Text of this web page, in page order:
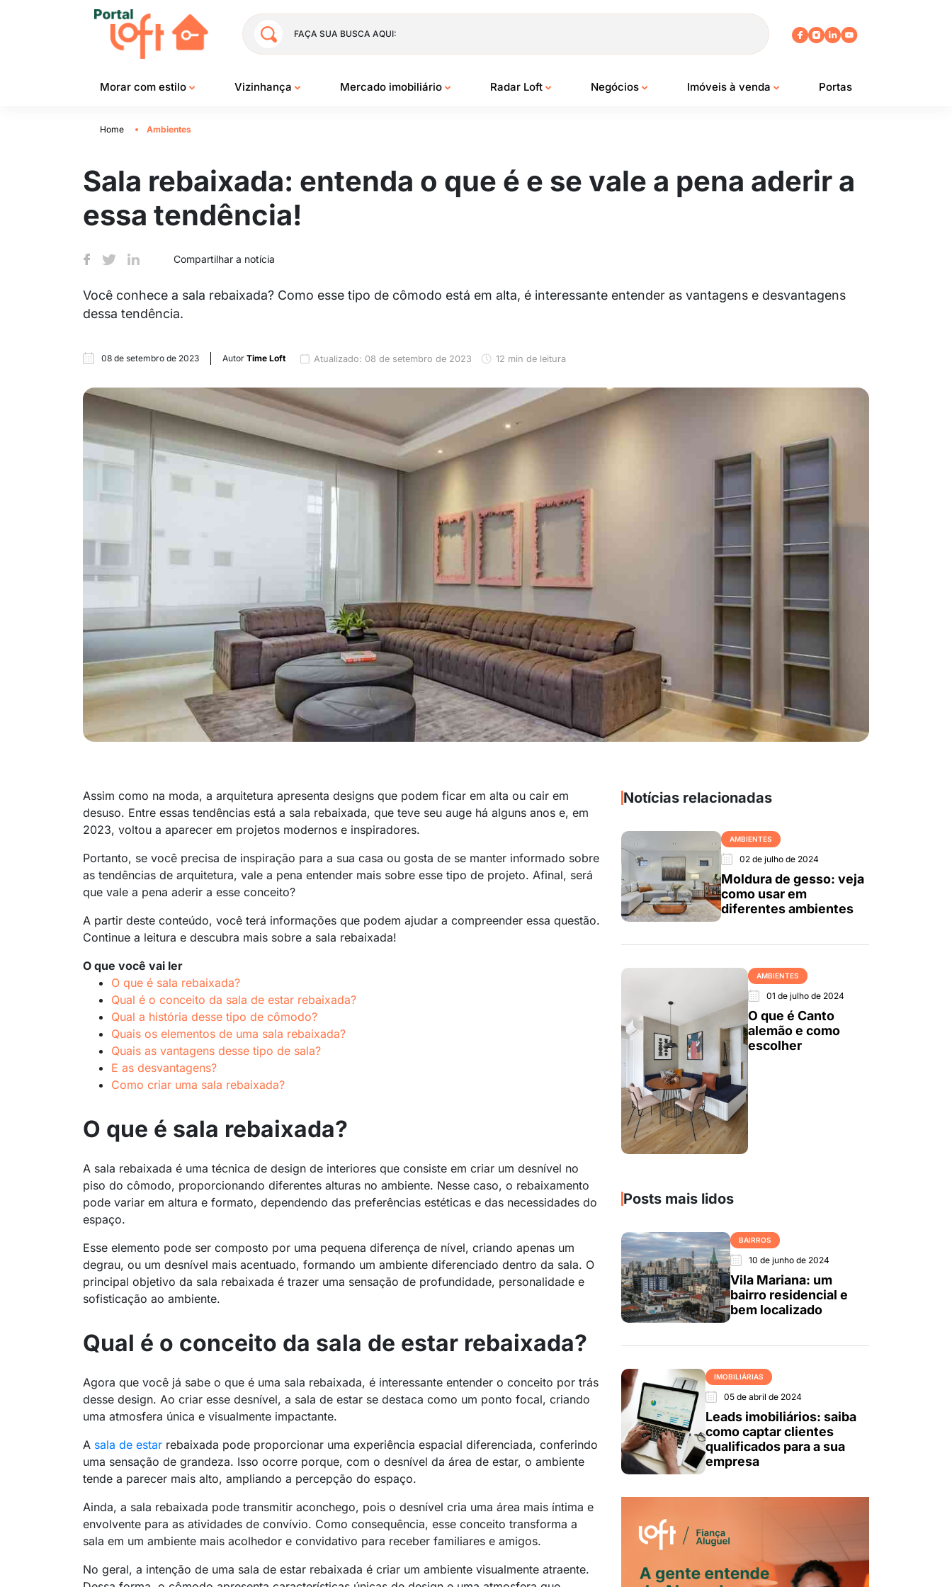
FAÇA SUA BUSCA AQUI:
Morar com estilo Vizinhança Mercado imobiliário Radar Loft Negócios Imóveis à venda Portas
Home Ambientes
Sala rebaixada: entenda o que é e se vale a pena aderir a
essa tendência!
Compartilhar a notícia
Você conhece a sala rebaixada? Como esse tipo de cômodo está em alta, é interessante entender as vantagens e desvantagens
dessa tendência.
08 de setembro de 2023 Autor Time Loft Atualizado: 08 de setembro de 2023 12 min de leitura
Assim como na moda, a arquitetura apresenta designs que podem ficar em alta ou cair em
desuso. Entre essas tendências está a sala rebaixada, que teve seu auge há alguns anos e, em
2023, voltou a aparecer em projetos modernos e inspiradores.
Portanto, se você precisa de inspiração para a sua casa ou gosta de se manter informado sobre
as tendências de arquitetura, vale a pena entender mais sobre esse tipo de projeto. Afinal, será
que vale a pena aderir a esse conceito?
A partir deste conteúdo, você terá informações que podem ajudar a compreender essa questão.
Continue a leitura e descubra mais sobre a sala rebaixada!
O que você vai ler
O que é sala rebaixada?
Qual é o conceito da sala de estar rebaixada?
Qual a história desse tipo de cômodo?
Quais os elementos de uma sala rebaixada?
Quais as vantagens desse tipo de sala?
E as desvantagens?
Como criar uma sala rebaixada?
O que é sala rebaixada?
A sala rebaixada é uma técnica de design de interiores que consiste em criar um desnível no
piso do cômodo, proporcionando diferentes alturas no ambiente. Nesse caso, o rebaixamento
pode variar em altura e formato, dependendo das preferências estéticas e das necessidades do
espaço.
Esse elemento pode ser composto por uma pequena diferença de nível, criando apenas um
degrau, ou um desnível mais acentuado, formando um ambiente diferenciado dentro da sala. O
principal objetivo da sala rebaixada é trazer uma sensação de profundidade, personalidade e
sofisticação ao ambiente.
Qual é o conceito da sala de estar rebaixada?
Agora que você já sabe o que é uma sala rebaixada, é interessante entender o conceito por trás
desse design. Ao criar esse desnível, a sala de estar se destaca como um ponto focal, criando
uma atmosfera única e visualmente impactante.
A sala de estar rebaixada pode proporcionar uma experiência espacial diferenciada, conferindo
uma sensação de grandeza. Isso ocorre porque, com o desnível da área de estar, o ambiente
tende a parecer mais alto, ampliando a percepção do espaço.
Ainda, a sala rebaixada pode transmitir aconchego, pois o desnível cria uma área mais íntima e
envolvente para as atividades de convívio. Como consequência, esse conceito transforma a
sala em um ambiente mais acolhedor e convidativo para receber familiares e amigos.
No geral, a intenção de uma sala de estar rebaixada é criar um ambiente visualmente atraente.
Notícias relacionadas
AMBIENTES
02 de julho de 2024
Moldura de gesso: veja
como usar em
diferentes ambientes
AMBIENTES
01 de julho de 2024
O que é Canto
alemão e como
escolher
Posts mais lidos
BAIRROS
10 de junho de 2024
Vila Mariana: um
bairro residencial e
bem localizado
IMOBILIÁRIAS
05 de abril de 2024
Leads imobiliários: saiba
como captar clientes
qualificados para a sua
empresa